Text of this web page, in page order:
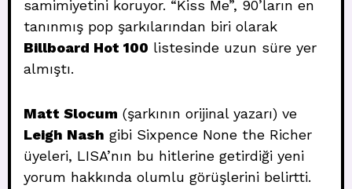
samimiyetini koruyor. “Kiss Me”, 90’ların en
tanınmış pop şarkılarından biri olarak
Billboard Hot 100 listesinde uzun süre yer
almıştı.
Matt Slocum (şarkının orijinal yazarı) ve
Leigh Nash gibi Sixpence None the Richer
üyeleri, LISA’nın bu hitlerine getirdiği yeni
yorum hakkında olumlu görüşlerini belirtti.